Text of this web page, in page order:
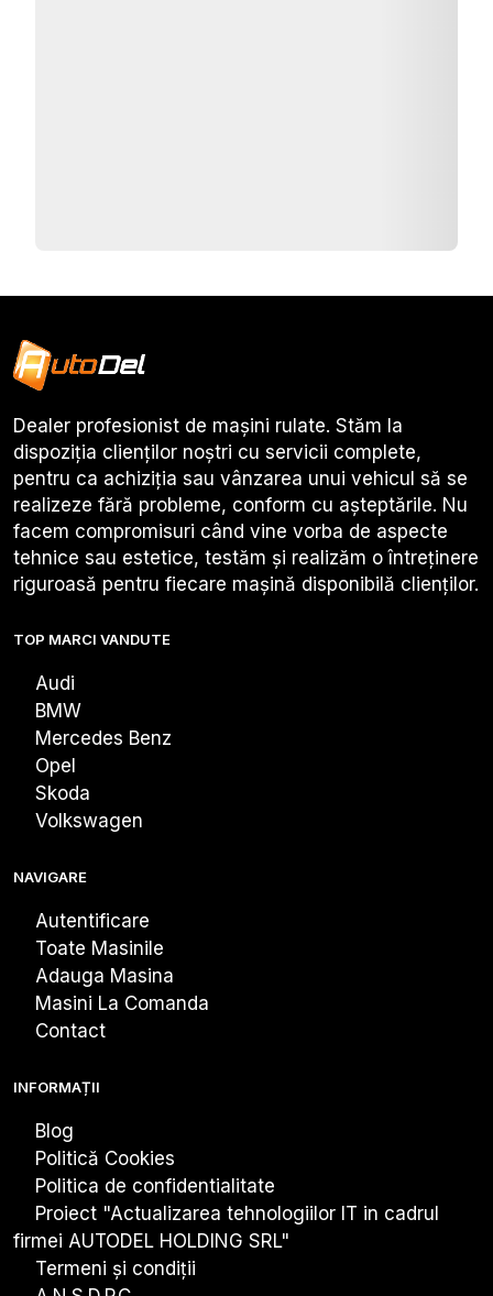
Dealer profesionist de mașini rulate. Stăm la
dispoziția clienților noștri cu servicii complete,
pentru ca achiziția sau vânzarea unui vehicul să se
realizeze fără probleme, conform cu așteptările. Nu
facem compromisuri când vine vorba de aspecte
tehnice sau estetice, testăm și realizăm o întreținere
riguroasă pentru fiecare mașină disponibilă clienților.
TOP MARCI VANDUTE
Audi
BMW
Mercedes Benz
Opel
Skoda
Volkswagen
NAVIGARE
Autentificare
Toate Masinile
Adauga Masina
Masini La Comanda
Contact
INFORMAȚII
Blog
Politică Cookies
Politica de confidentialitate
Proiect "Actualizarea tehnologiiIor IT in cadrul
firmei AUTODEL HOLDING SRL"
Termeni și condiții